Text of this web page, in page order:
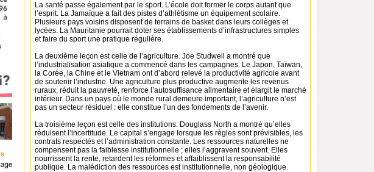
La santé passe également par le sport. L’école doit former le corps autant que
l’esprit. La Jamaïque a fait des pistes d’athlétisme un équipement scolaire.
Plusieurs pays voisins disposent de terrains de basket dans leurs collèges et
lycées. La Mauritanie pourrait doter ses établissements d’infrastructures simples
et faire du sport une pratique régulière.
La deuxième leçon est celle de l’agriculture. Joe Studwell a montré que
l’industrialisation asiatique a commencé dans les campagnes. Le Japon, Taïwan,
la Corée, la Chine et le Vietnam ont d’abord relevé la productivité agricole avant
de soutenir l’industrie. Une agriculture plus productive augmente les revenus
ruraux, réduit la pauvreté, renforce l’autosuffisance alimentaire et élargit le marché
intérieur. Dans un pays où le monde rural demeure important, l’agriculture n’est
pas un secteur résiduel : elle constitue l’un des fondements de l’avenir.
La troisième leçon est celle des institutions. Douglass North a montré qu’elles
réduisent l’incertitude. Le capital s’engage lorsque les règles sont prévisibles, les
contrats respectés et l’administration constante. Les ressources naturelles ne
compensent pas la faiblesse institutionnelle ; elles l’aggravent souvent. Elles
nourrissent la rente, retardent les réformes et affaiblissent la responsabilité
publique. La malédiction des ressources est institutionnelle, non géologique.